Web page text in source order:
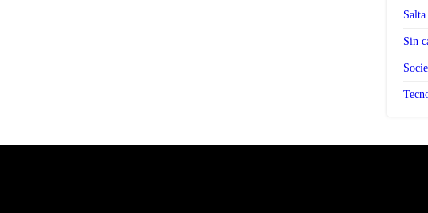
Salta
Sin